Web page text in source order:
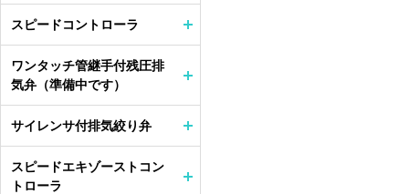
スピードコントローラ
ワンタッチ管継手付残圧排
気弁（準備中です）
サイレンサ付排気絞り弁
スピードエキゾーストコン
トローラ